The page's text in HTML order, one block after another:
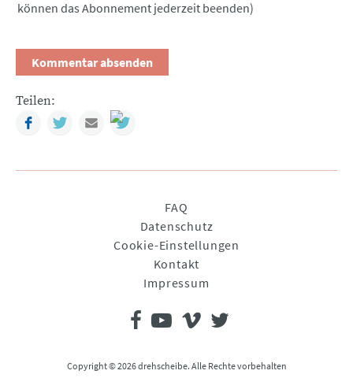
können das Abonnement jederzeit beenden)
Teilen:
FacebookTwitterMail
FAQ
Datenschutz
Cookie-Einstellungen
Kontakt
Impressum
Copyright © 2026 drehscheibe. Alle Rechte vorbehalten